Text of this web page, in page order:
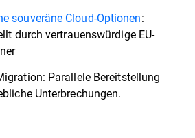
souveräne Cloud-Optionen:
durch vertrauenswürdige EU-
Parallele Bereitstellung
Unterbrechungen.